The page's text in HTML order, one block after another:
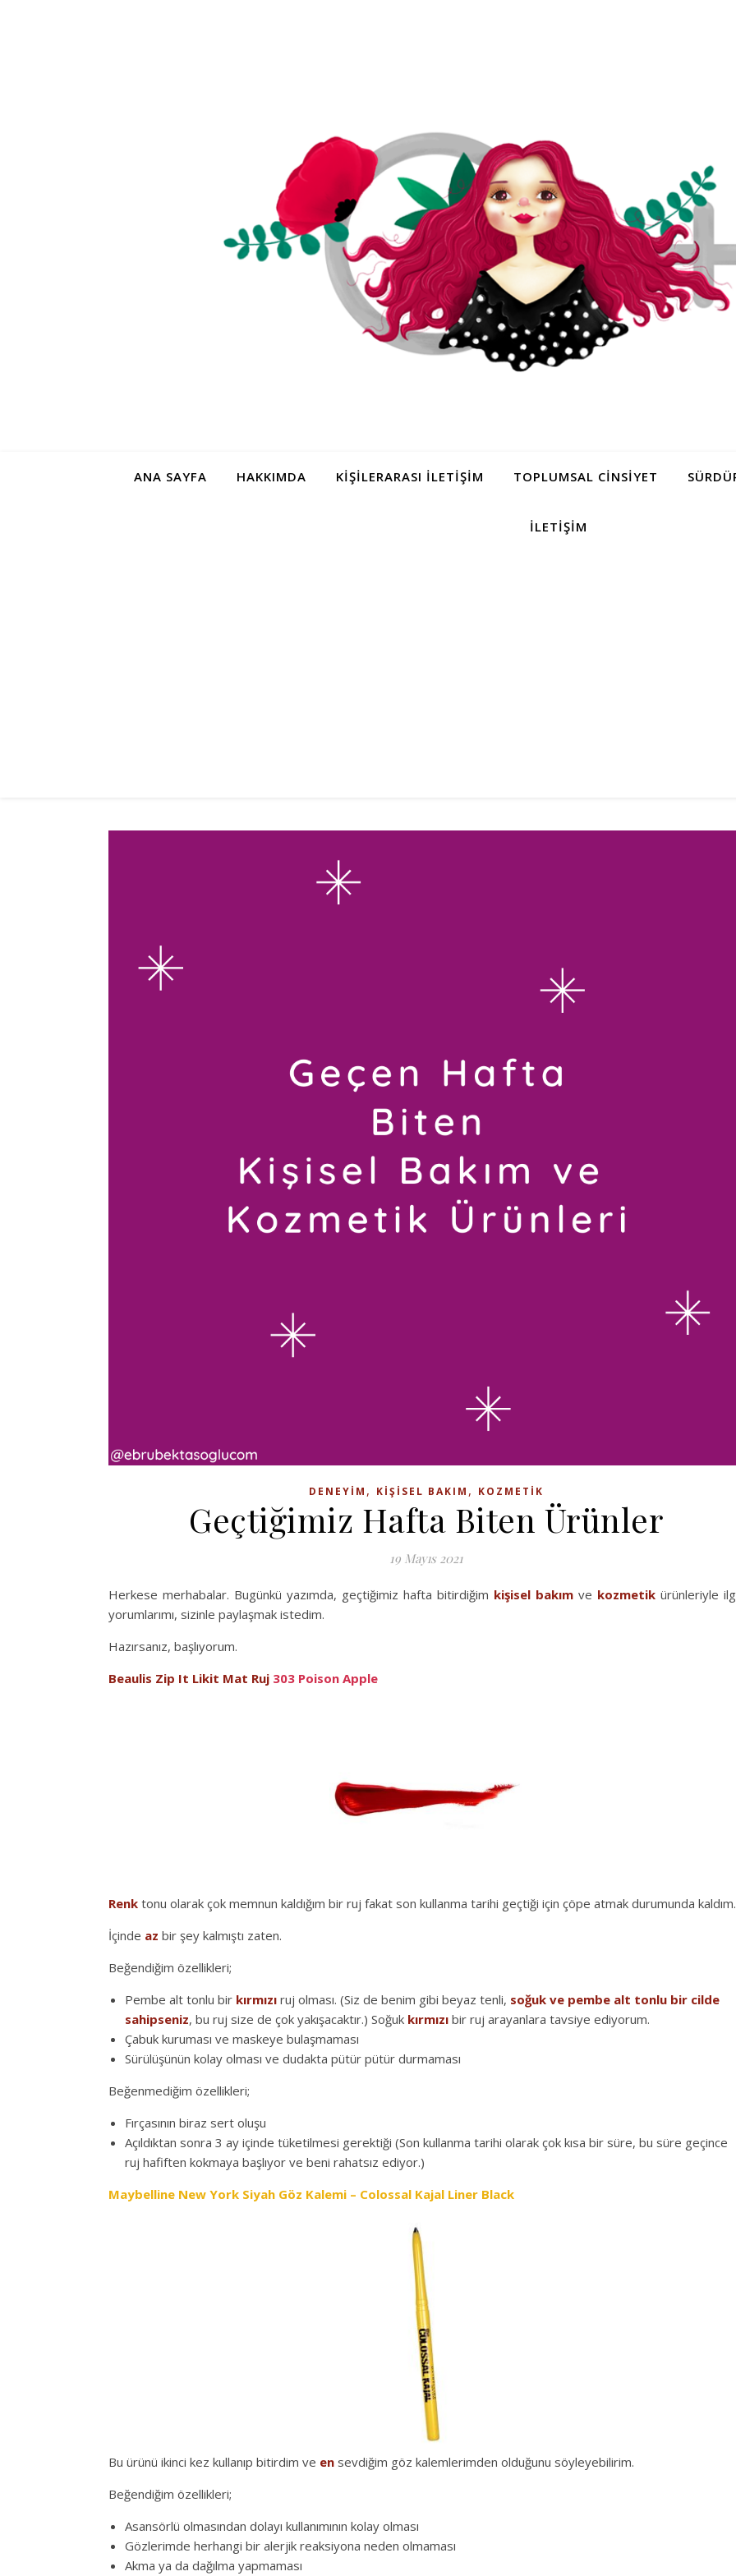
ANA SAYFA HAKKIMDA KIŞILERARASI İLETIŞIM TOPLUMSAL CINSIYET
İLETIŞIM
DENEYIM , KIŞISEL BAKIM , KOZMETIK
Geçtiğimiz Hafta Biten Ürünler
19 Mayıs 2021
Herkese merhabalar. Bugünkü yazımda, geçtiğimiz hafta bitirdiğim kişisel bakım ve kozmetik ürünleriyle
yorumlarımı, sizinle paylaşmak istedim.
Hazırsanız, başlıyorum.
Beaulis Zip It Likit Mat Ruj 303 Poison Apple
Renk tonu olarak çok memnun kaldığım bir ruj fakat son kullanma tarihi geçtiği için çöpe atmak durumunda kaldım.
İçinde az bir şey kalmıştı zaten.
Beğendiğim özellikleri;
Pembe alt tonlu bir kırmızı ruj olması. (Siz de benim gibi beyaz tenli, soğuk ve pembe alt tonlu bir cilde
sahipseniz, bu ruj size de çok yakışacaktır.) Soğuk kırmızı bir ruj arayanlara tavsiye ediyorum.
Çabuk kuruması ve maskeye bulaşmaması
Sürülüşünün kolay olması ve dudakta pütür pütür durmaması
Beğenmediğim özellikleri;
Fırçasının biraz sert oluşu
Açıldıktan sonra 3 ay içinde tüketilmesi gerektiği (Son kullanma tarihi olarak çok kısa bir süre, bu süre geçince
ruj hafiften kokmaya başlıyor ve beni rahatsız ediyor.)
Maybelline New York Siyah Göz Kalemi – Colossal Kajal Liner Black
Bu ürünü ikinci kez kullanıp bitirdim ve en sevdiğim göz kalemlerimden olduğunu söyleyebilirim.
Beğendiğim özellikleri;
Asansörlü olmasından dolayı kullanımının kolay olması
Gözlerimde herhangi bir alerjik reaksiyona neden olmaması
Akma ya da dağılma yapmaması